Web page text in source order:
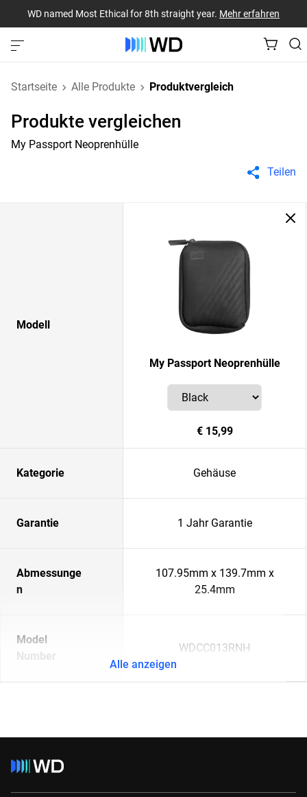
WD named Most Ethical for 8th straight year. Mehr erfahren
Startseite Alle Produkte Produktvergleich
Produkte vergleichen
My Passport Neoprenhülle
Teilen
Modell
My Passport Neoprenhülle
€ 15,99
Kategorie Gehäuse
Garantie 1 Jahr Garantie
Abmessunge
n
107.95mm x 139.7mm x
25.4mm
Model
Number
WDCC013RNH
Alle anzeigen